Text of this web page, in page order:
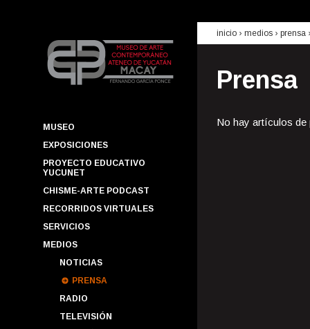
MUSEO
EXPOSICIONES
PROYECTO EDUCATIVO
YUCUNET
CHISME-ARTE PODCAST
RECORRIDOS VIRTUALES
SERVICIOS
MEDIOS
NOTICIAS
PRENSA
RADIO
TELEVISIÓN
inicio › medios › prensa
Prensa
No hay artículos de